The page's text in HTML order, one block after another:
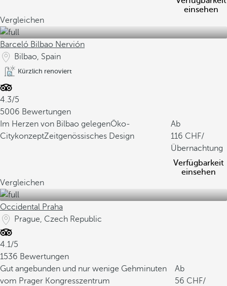
einsehen
Vergleichen
Barceló Bilbao Nervión
Bilbao, Spain
Kürzlich renoviert
4.3/5
5006 Bewertungen
Im Herzen von Bilbao gelegenÖko-
CitykonzeptZeitgenössisches Design
Ab
116
/
Übernachtung
Verfügbarkeit
einsehen
Vergleichen
Occidental Praha
Prague, Czech Republic
4.1/5
1536 Bewertungen
Gut angebunden und nur wenige Gehminuten
vom Prager Kongresszentrum
Ab
56
/